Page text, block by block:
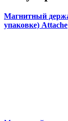
Магнитный
упаковке) Attache